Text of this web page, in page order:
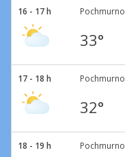
16 - 17 h Pochmurno
33°
17 - 18 h Pochmurno
32°
18 - 19 h Pochmurno